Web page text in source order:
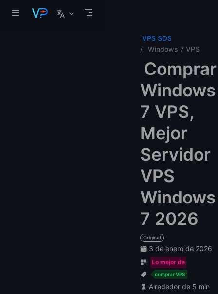
VPS SOS
Windows 7 VPS
Comprar
Windows
7 VPS,
Mejor
Servidor
VPS
Windows
7 2026
Original
3 de enero de 2026
Lo mejor de
comprar VPS
Alrededor de 5 min